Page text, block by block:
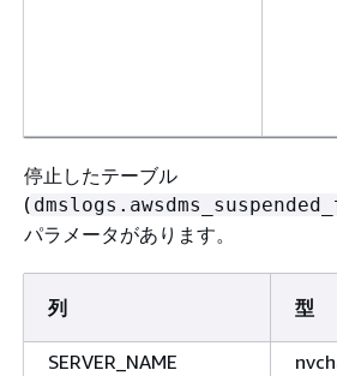
停止したテーブル
(
パラメータがあります。
列 型
SERVER_NAME